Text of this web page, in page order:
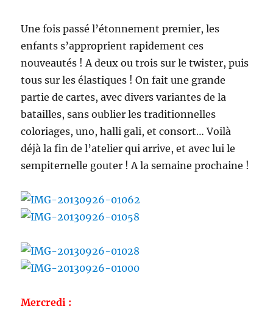
Une fois passé l’étonnement premier, les
enfants s’approprient rapidement ces
nouveautés ! A deux ou trois sur le twister, puis
tous sur les élastiques ! On fait une grande
partie de cartes, avec divers variantes de la
batailles, sans oublier les traditionnelles
coloriages, uno, halli gali, et consort… Voilà
déjà la fin de l’atelier qui arrive, et avec lui le
sempiternelle gouter ! A la semaine prochaine !
Mercredi :